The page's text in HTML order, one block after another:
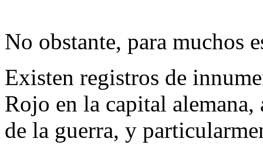
No obstante, para muchos
Existen registros de
Rojo en la capital
de la guerra, y